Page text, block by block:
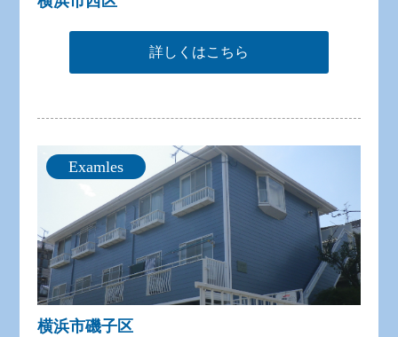
詳しくはこちら
Examles
横浜市磯子区